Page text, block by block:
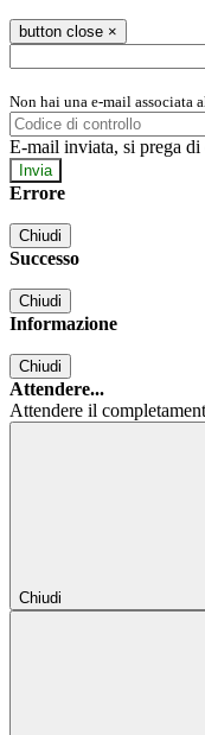
button close ×
Non hai una e-mail associata
E-mail inviata, si prega di
Errore
Chiudi
Successo
Chiudi
Informazione
Chiudi
Attendere...
Attendere il
Chiudi